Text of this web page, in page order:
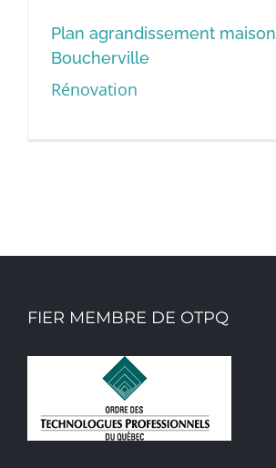
Plan agrandissement maison
Boucherville
Rénovation
FIER MEMBRE DE OTPQ